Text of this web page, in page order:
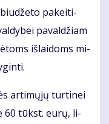
pa­kei­ti­
pa­val­džiam
iš­lai­doms mi­
ar­ti­mų­jų tur­ti­nei
60 tūkst. eu­rų, li­